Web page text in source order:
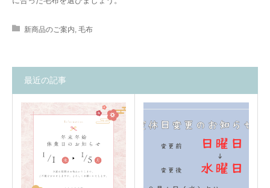
新商品のご案内, 毛布
最近の記事